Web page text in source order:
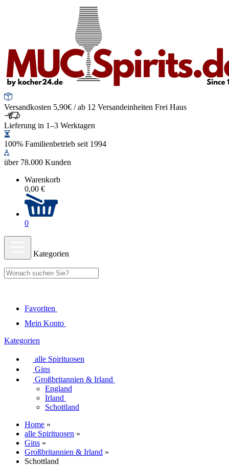
Versandkosten 5,90€ / ab 12 Versandeinheiten Frei Haus
Lieferung in 1–3 Werktagen
100% Familienbetrieb seit 1994
über 78.000 Kunden
Warenkorb
0,00 €
0
Kategorien
Favoriten
Mein Konto
Kategorien
alle Spirituosen
Gins
Großbritannien & Irland
England
Irland
Schottland
Home »
alle Spirituosen »
Gins »
Großbritannien & Irland »
Schottland